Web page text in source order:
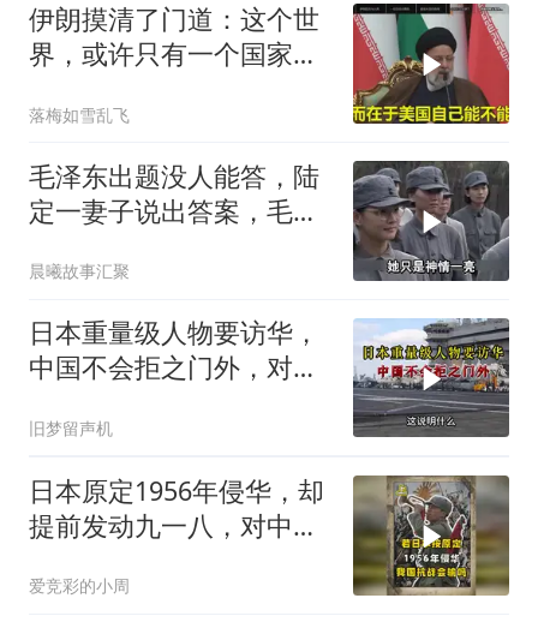
伊朗摸清了门道：这个世
界，或许只有一个国家，
落梅如雪乱飞
毛泽东出题没人能答，陆
定一妻子说出答案，毛主
晨曦故事汇聚
日本重量级人物要访华，
中国不会拒之门外，对日
旧梦留声机
日本原定1956年侵华，却
提前发动九一八，对中国
爱竞彩的小周